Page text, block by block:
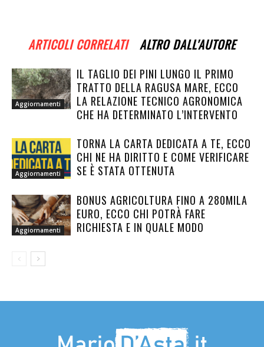
ARTICOLI CORRELATI ALTRO DALL'AUTORE
Aggiornamenti
IL TAGLIO DEI PINI LUNGO IL PRIMO
TRATTO DELLA RAGUSA MARE, ECCO
LA RELAZIONE TECNICO AGRONOMICA
CHE HA DETERMINATO L’INTERVENTO
Aggiornamenti
TORNA LA CARTA DEDICATA A TE, ECCO
CHI NE HA DIRITTO E COME VERIFICARE
SE È STATA OTTENUTA
Aggiornamenti
BONUS AGRICOLTURA FINO A 280MILA
EURO, ECCO CHI POTRÀ FARE
RICHIESTA E IN QUALE MODO